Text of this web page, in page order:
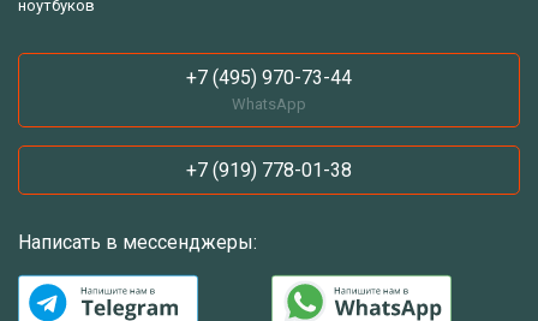
ноутбуков
+7 (495) 970-73-44
WhatsApp
+7 (919) 778-01-38
Написать в мессенджеры: